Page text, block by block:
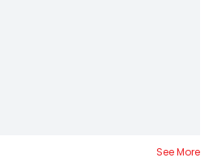
See More